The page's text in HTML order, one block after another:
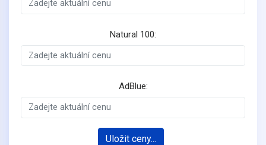
Natural 100:
AdBlue:
Uložit ceny...